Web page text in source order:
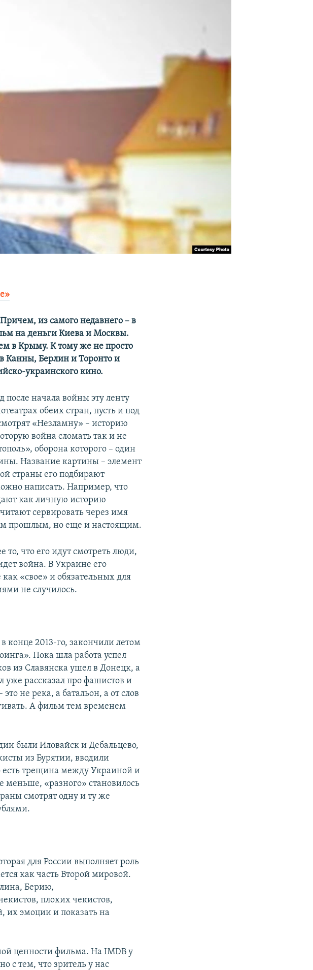
из самого недавнего – в
на деньги Киева и Москвы.
в Крыму. К тому же не просто
Канны, Берлин и Торонто и
украинского кино.
после начала войны эту ленту
обеих стран, пусть и под
«Незламну» – историю
война сломать так и не
оборона которого – один
Название картины – элемент
страны его подбирают
написать. Например, что
как личную историю
сервировать через имя
прошлым, но еще и настоящим.
то, что его идут смотреть люди,
война. В Украине его
«свое» и обязательных для
не случилось.
конце 2013-го, закончили летом
Пока шла работа успел
из Славянска ушел в Донецк, а
рассказал про фашистов и
не река, а батальон, а от слов
А фильм тем временем
были Иловайск и Дебальцево,
из Бурятии, вводили
есть трещина между Украиной и
меньше, «разного» становилось
смотрят одну и ту же
для России выполняет роль
как часть Второй мировой.
Берию,
плохих чекистов,
их эмоции и показать на
ценности фильма. На IMDB у
с тем, что зритель у нас